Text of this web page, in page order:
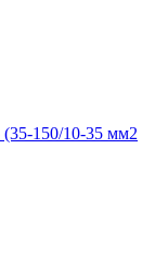
150/10-35 мм2